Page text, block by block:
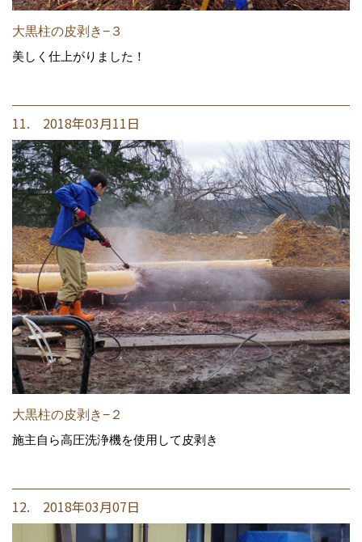
大黒柱の皮剥き−３
美しく仕上がりました！
11. 2018年03月11日
大黒柱の皮剥き−２
施主自ら高圧洗浄機を使用して皮剥き
12. 2018年03月07日